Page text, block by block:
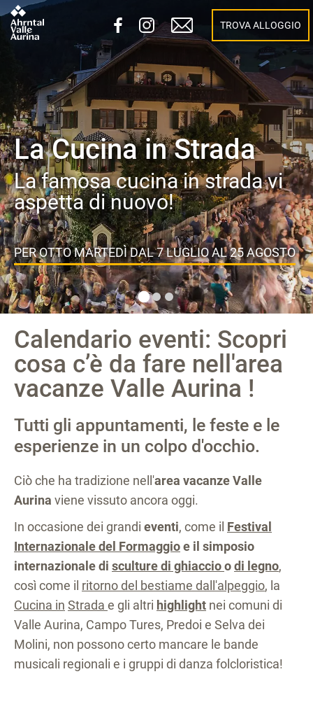
TROVA ALLOGGIO
Festa di Ferragosto a
Campo Tures 2026
Una festa per tutti i sensi!
MI INTERESSA
Calendario eventi: Scopri
cosa c’è da fare nell'area
vacanze Valle Aurina !
Tutti gli appuntamenti, le feste e le
esperienze in un colpo d'occhio.
Ciò che ha tradizione nell'area vacanze Valle
Aurina viene vissuto ancora oggi.
In occasione dei grandi eventi, come il Festival
Internazionale del Formaggioe il simposio
internazionale di sculture di ghiaccioodi legno,
così come il ritorno del bestiame dall'alpeggio, la
Cucina in Strada e gli altri highlight nei comuni di
Valle Aurina, Campo Tures, Predoi e Selva dei
Molini, non possono certo mancare le bande
musicali regionali e i gruppi di danza folcloristica!